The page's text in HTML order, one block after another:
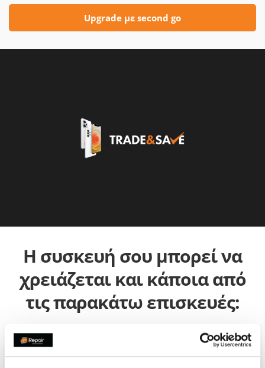
Upgrade με second go
Η συσκευή σου μπορεί να
χρειάζεται και κάποια από
τις παρακάτω επισκευές: